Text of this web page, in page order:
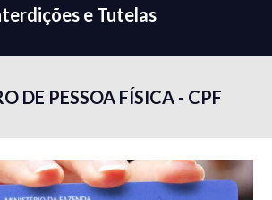
e Tutelas
DE PESSOA FÍSICA - CPF